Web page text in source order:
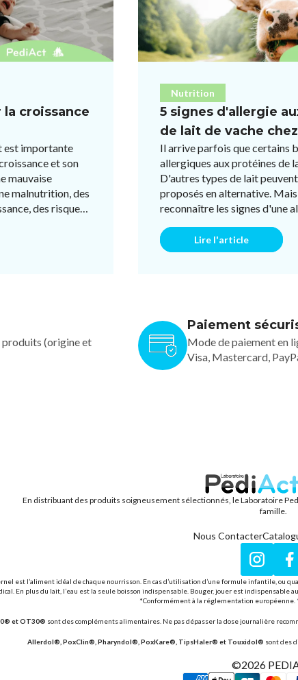
croissance
est importante
et son
mauvaise
malnutrition, des
des risques
Nutrition
5 signes d'allergie
de lait de vache
Il arrive parfois que certains
allergiques aux protéines de
D'autres types de lait
proposés en alternative.
reconnaître les signes d'une
Lire l'article
produits (origine et
Paiement
Mode de paiement en
Visa, Mastercard,
PEDIACT
En distribuant des produits soigneusement sélectionnés, le Laboratoire
famille.
Nous Contacter
Instagram
est l’aliment idéal de chaque nourrisson. En cas d’utilisation d’une formule infantile,
En plus du lait, l’eau est la seule boisson indispensable. Bouger, jouer est
*Conformément à la réglementation
et OT30® sont des compléments alimentaires. Ne pas dépasser la dose journalière
Allerdol®, PoxClin®, Pharyndol®, PoxKare®, TipsHaler® et Touxidol® sont des
©2026